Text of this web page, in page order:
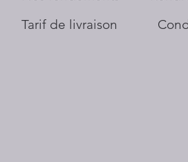
Tarif de livraison